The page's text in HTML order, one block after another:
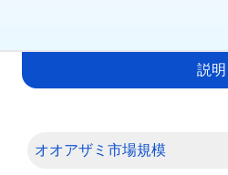
説明
オオアザミ市場規模